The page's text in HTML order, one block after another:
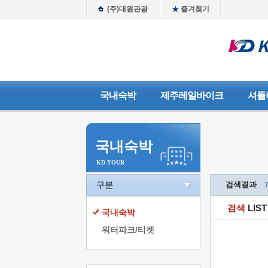
(주)대원관광 즐겨찾기
국내숙박 제주레일바이크 셔틀
국내숙박
KD TOUR
구분
국내숙박
워터파크/티켓
검색결과
검색 LIST